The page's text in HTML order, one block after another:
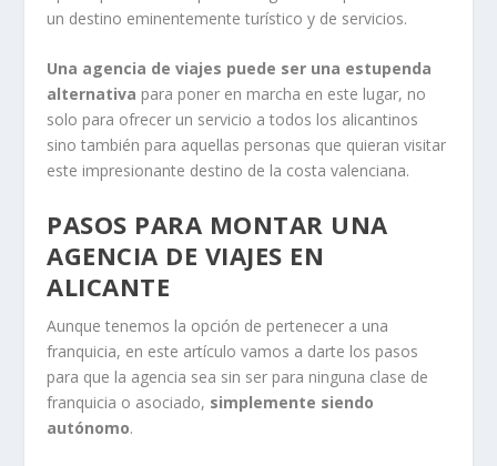
un destino eminentemente turístico y de servicios.
Una agencia de viajes puede ser una estupenda
alternativa para poner en marcha en este lugar, no
solo para ofrecer un servicio a todos los alicantinos
sino también para aquellas personas que quieran visitar
este impresionante destino de la costa valenciana.
PASOS PARA MONTAR UNA
AGENCIA DE VIAJES EN
ALICANTE
Aunque tenemos la opción de pertenecer a una
franquicia, en este artículo vamos a darte los pasos
para que la agencia sea sin ser para ninguna clase de
franquicia o asociado, simplemente siendo
autónomo.